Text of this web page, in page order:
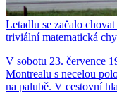
Letadlu se začalo
triviální matematická
V sobotu 23. července
Montrealu s necelou
na palubě. V cestovní